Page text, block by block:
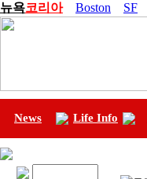
뉴욕코리아 Boston SF
News Life Info